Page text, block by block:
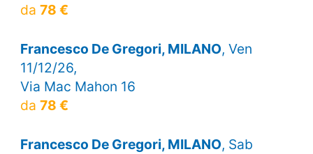
da 78 €
Francesco De Gregori, MILANO, Ven
11/12/26,
Via Mac Mahon 16
da 78 €
Francesco De Gregori, MILANO, Sab